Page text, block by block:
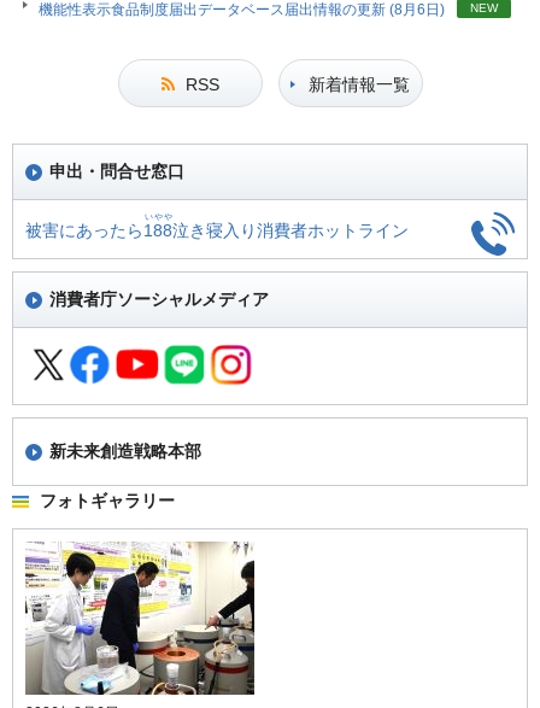
機能性表示食品制度届出データベース届出情報の更新 (8月6日) NEW
RSS 新着情報一覧
申出・問合せ窓口
被害にあったら188
いやや
泣き寝入り消費者ホットライン
消費者庁ソーシャルメディア
新未来創造戦略本部
フォトギャラリー